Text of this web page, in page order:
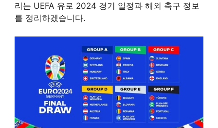
리는 UEFA 유로 2024 경기 일정과 해외 축구 정보
를 정리하겠습니다.